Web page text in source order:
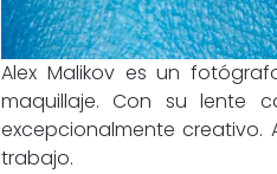
Alex Malikov es un
maquillaje. Con su lente
excepcionalmente creativo.
trabajo.